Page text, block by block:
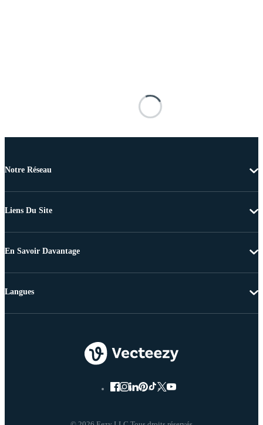
Notre Réseau
Liens Du Site
En Savoir Davantage
Langues